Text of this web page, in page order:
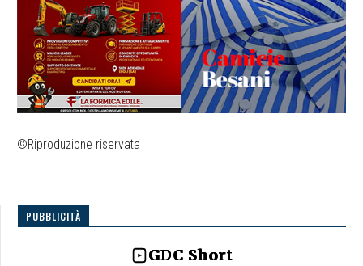
©Riproduzione riservata
PUBBLICITÀ
GDC Short